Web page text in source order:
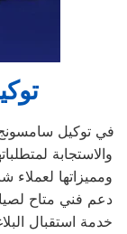
في توكيل
والاستجابة
ومميزاتها لعملاء
دعم فني متاح
خدمة استقبال